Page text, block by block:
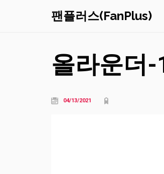
팬플러스(FanPlus)
올라운더
04/13/2021